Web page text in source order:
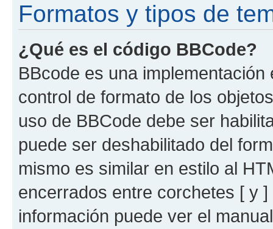
Formatos y tipos de
¿Qué es el código BBCode?
BBcode es una
control de formato de los
uso de BBCode debe ser
puede ser deshabilitado del
mismo es similar en estilo al
encerrados entre corchetes [ y
información puede ver el